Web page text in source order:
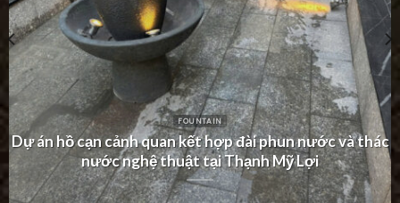
FOUNTAIN
Dự án thác nước tường hiện đại tại Khu Dân Cư Hà Đô
Villa